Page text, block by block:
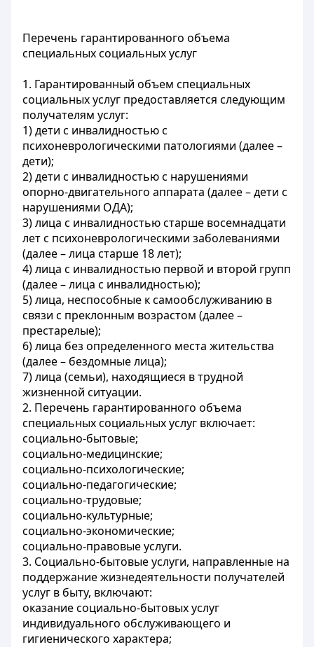
Перечень гарантированного объема
специальных социальных услуг
1. Гарантированный объем специальных
социальных услуг предоставляется следующим
получателям услуг:
1) дети с инвалидностью с
психоневрологическими патологиями (далее –
дети);
2) дети с инвалидностью с нарушениями
опорно-двигательного аппарата (далее – дети с
нарушениями ОДА);
3) лица с инвалидностью старше восемнадцати
лет с психоневрологическими заболеваниями
(далее – лица старше 18 лет);
4) лица с инвалидностью первой и второй групп
(далее – лица с инвалидностью);
5) лица, неспособные к самообслуживанию в
связи с преклонным возрастом (далее –
престарелые);
6) лица без определенного места жительства
(далее – бездомные лица);
7) лица (семьи), находящиеся в трудной
жизненной ситуации.
2. Перечень гарантированного объема
специальных социальных услуг включает:
социально-бытовые;
социально-медицинские;
социально-психологические;
социально-педагогические;
социально-трудовые;
социально-культурные;
социально-экономические;
социально-правовые услуги.
3. Социально-бытовые услуги, направленные на
поддержание жизнедеятельности получателей
услуг в быту, включают:
оказание социально-бытовых услуг
индивидуального обслуживающего и
гигиенического характера;